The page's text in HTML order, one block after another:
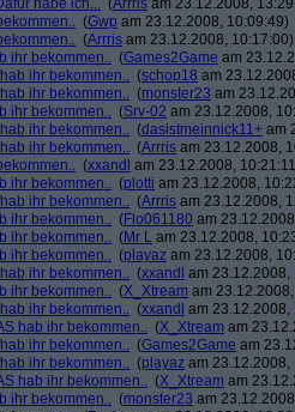
habe ich... (Arrris am 23.12.2008,
(Gwp am 23.12.2008, 10:09:49)
(Arrris am 23.12.2008, 10:17:00)
ihr bekommen.. (Games2Game am
ihr bekommen.. (schop18 am
ihr bekommen.. (monster23 am
ihr bekommen.. (Srv-02 am 23.12.2008,
ihr bekommen.. (dasistmeinnick11+ am
ihr bekommen.. (Arrris am 23.12.2008,
(xxandl am 23.12.2008,
ihr bekommen.. (plotti am 23.12.2008,
ihr bekommen.. (Arrris am 23.12.2008,
ihr bekommen.. (Flo061180 am
ihr bekommen.. (Mr L am 23.12.2008,
ihr bekommen.. (playaz am 23.12.2008,
ihr bekommen.. (xxandl am 23.12.2008,
ihr bekommen.. (X_Xtream am
ihr bekommen.. (xxandl am 23.12.2008,
hab ihr bekommen.. (X_Xtream am
ihr bekommen.. (Games2Game am
ihr bekommen.. (playaz am 23.12.2008,
hab ihr bekommen.. (X_Xtream am
ihr bekommen.. (monster23 am